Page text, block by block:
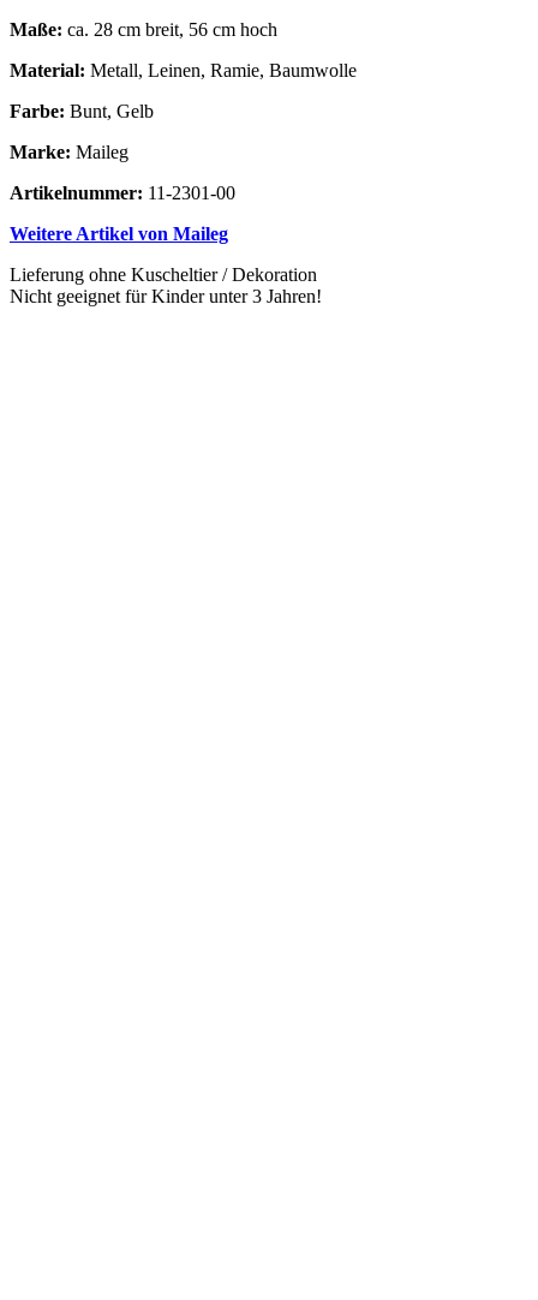
Maße: ca. 28 cm breit, 56 cm hoch
Material: Metall, Leinen, Ramie, Baumwolle
Farbe: Bunt, Gelb
Marke: Maileg
Artikelnummer: 11-2301-00
Weitere Artikel von Maileg
Lieferung ohne Kuscheltier / Dekoration
Nicht geeignet für Kinder unter 3 Jahren!